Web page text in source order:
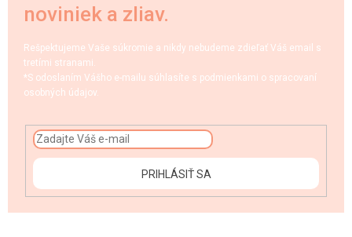
noviniek a zliav.
Rešpektujeme Vaše súkromie a nikdy nebudeme zdieľať Váš email s
tretími stranami.
*S odoslaním Vášho e-mailu súhlasíte s podmienkami o spracovaní
osobných údajov.
PRIHLÁSIŤ SA